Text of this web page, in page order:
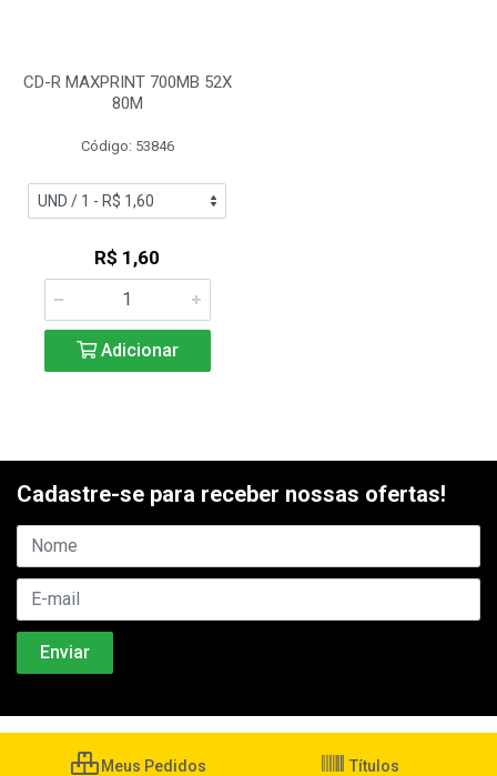
CD-R MAXPRINT 700MB 52X
80M
Código: 53846
R$ 1,60
Adicionar
Cadastre-se para receber nossas ofertas!
Meus Pedidos Títulos